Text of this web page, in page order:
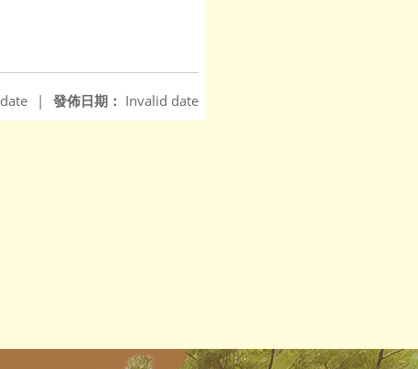
發佈日期： Invalid date
|